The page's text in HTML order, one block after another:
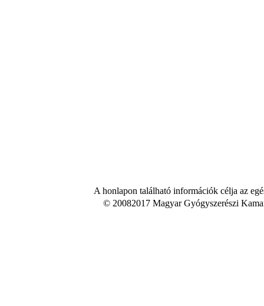
A honlapon található információk célja az
© 20082017 Magyar Gyógyszerészi